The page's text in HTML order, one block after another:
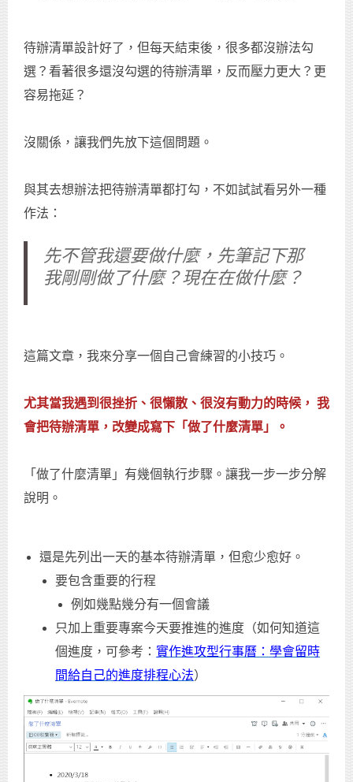
待辦清單設計好了，但每天結束後，很多都沒辦法勾
選？看著很多還沒勾選的待辦清單，反而壓力更大？更
容易拖延？
沒關係，讓我們先放下這個問題。
與其去想辦法把待辦清單都打勾，不如試試看另外一種
作法：
先不管我還要做什麼，先筆記下那
我剛剛做了什麼？現在在做什麼？
這篇文章，我來分享一個自己會練習的小技巧。
尤其當我遇到很挫折、很懶散、很沒有動力的時候， 我
會把待辦清單，改變成寫下「做了什麼清單」。
「做了什麼清單」有幾個執行步驟。讓我一步一步分解
說明。
還是先列出一天的基本待辦清單，但愈少愈好。
要包含重要的行程
例如幾點幾分有一個會議
只加上重要專案今天要推進的進度（如何知道這
個進度，可參考： 實作進攻型行事曆：學會留時
間給自己的進度排程心法）